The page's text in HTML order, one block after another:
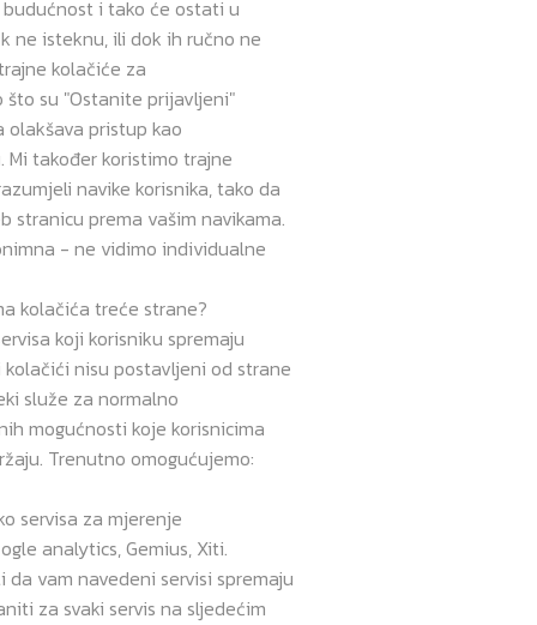
i tako će ostati u
ne isteknu, ili dok ih ručno ne
kolačiće za
su "Ostanite prijavljeni"
olakšava pristup kao
Mi također koristimo trajne
navike korisnika, tako da
stranicu prema vašim navikama.
- ne vidimo individualne
kolačića treće strane?
koji korisniku spremaju
nisu postavljeni od strane
služe za normalno
mogućnosti koje korisnicima
Trenutno omogućujemo:
servisa za mjerenje
analytics, Gemius, Xiti.
vam navedeni servisi spremaju
za svaki servis na sljedećim